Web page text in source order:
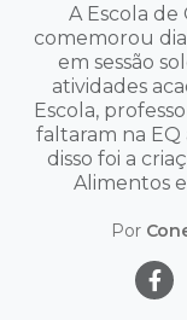
A Escola
comemorou
em sessão
atividades
Escola,
faltaram na
disso foi a
Alimentos
Por